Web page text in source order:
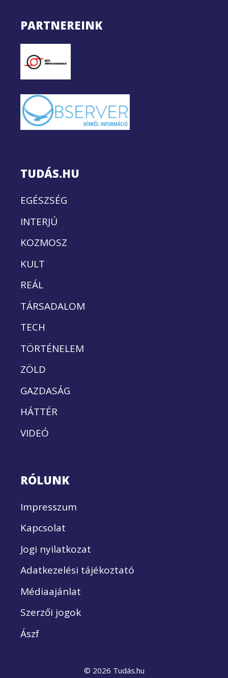
PARTNEREINK
TUDÁS.HU
EGÉSZSÉG
INTERJÚ
KOZMOSZ
KULT
REÁL
TÁRSADALOM
TECH
TÖRTÉNELEM
ZÖLD
GAZDASÁG
HÁTTÉR
VIDEÓ
RÓLUNK
Impresszum
Kapcsolat
Jogi nyilatkozat
Adatkezelési tájékoztató
Médiaajánlat
Szerzői jogok
Ászf
© 2026 Tudás.hu